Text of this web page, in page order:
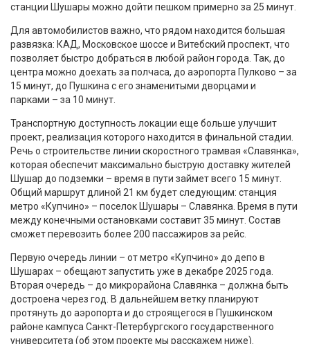
станции Шушары можно дойти пешком примерно за 25 минут.
Для автомобилистов важно, что рядом находится большая
развязка: КАД, Московское шоссе и Витебский проспект, что
позволяет быстро добраться в любой район города. Так, до
центра можно доехать за полчаса, до аэропорта Пулково – за
15 минут, до Пушкина с его знаменитыми дворцами и
парками – за 10 минут.
Транспортную доступность локации еще больше улучшит
проект, реализация которого находится в финальной стадии.
Речь о строительстве линии скоростного трамвая «Славянка»,
которая обеспечит максимально быструю доставку жителей
Шушар до подземки – время в пути займет всего 15 минут.
Общий маршрут длиной 21 км будет следующим: станция
метро «Купчино» – поселок Шушары – Славянка. Время в пути
между конечными остановками составит 35 минут. Состав
сможет перевозить более 200 пассажиров за рейс.
Первую очередь линии – от метро «Купчино» до депо в
Шушарах – обещают запустить уже в декабре 2025 года.
Вторая очередь – до микрорайона Славянка – должна быть
достроена через год. В дальнейшем ветку планируют
протянуть до аэропорта и до строящегося в Пушкинском
районе кампуса Санкт-Петербургского государственного
университета (об этом проекте мы расскажем ниже).